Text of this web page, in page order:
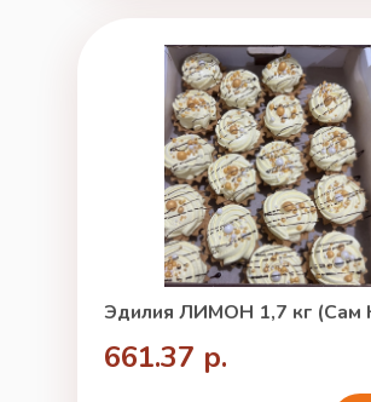
Эдилия ЛИМОН 1,7 кг (Сам
661.37 р.